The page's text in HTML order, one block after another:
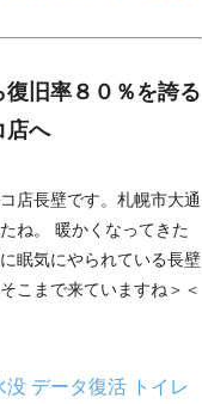
旧率８０％を誇る
店へ
店長壁です。札幌市大通
ね。 暖かくなってきた
眠気にやられている長壁
こまで来ていますね＞＜
没 データ復活 トイレ